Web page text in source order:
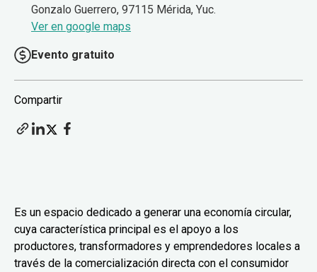
Gonzalo Guerrero, 97115 Mérida, Yuc.
Ver en google maps
Evento gratuito
Compartir
Es un espacio dedicado a generar una economía circular,
cuya característica principal es el apoyo a los
productores, transformadores y emprendedores locales a
través de la comercialización directa con el consumidor